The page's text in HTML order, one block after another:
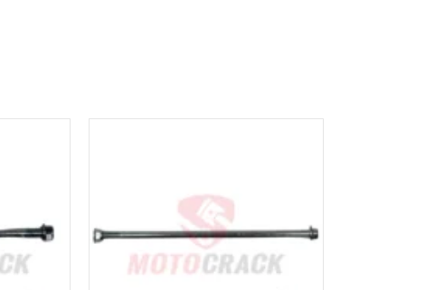
AÑADIR AL
CARRITO